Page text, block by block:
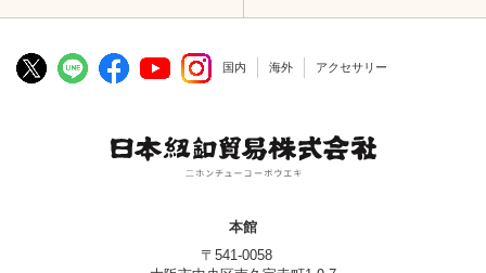
国内 海外 アクセサリー
本館
〒541-0058